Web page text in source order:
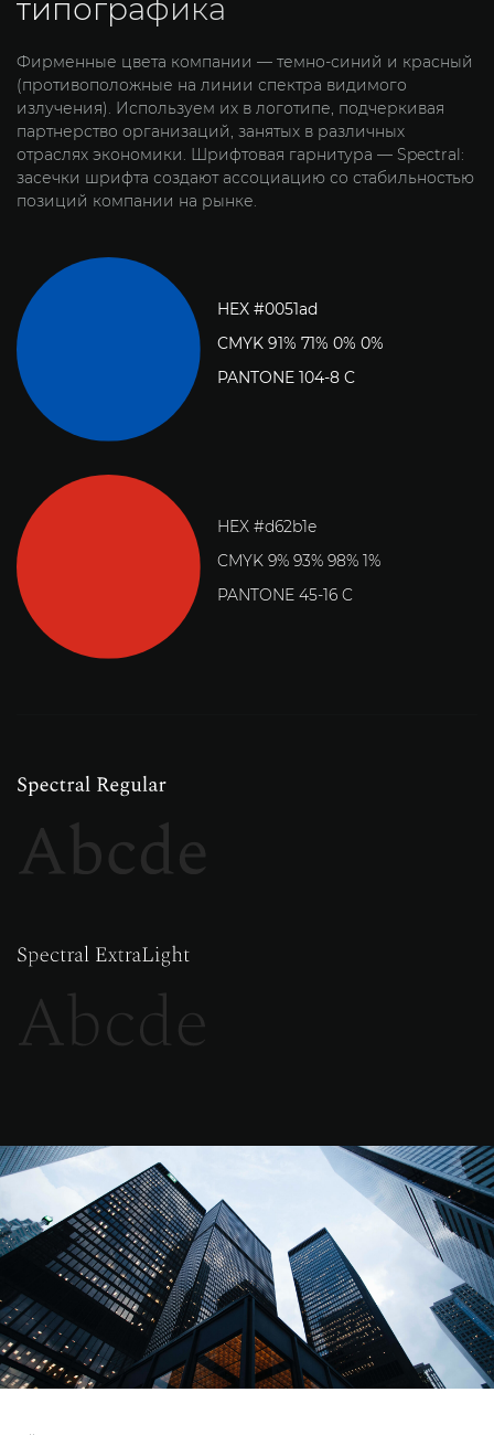
типографика
Фирменные цвета компании — темно-синий и красный
(противоположные на линии спектра видимого
излучения). Используем их в логотипе, подчеркивая
партнерство организаций, занятых в различных
отраслях экономики. Шрифтовая гарнитура — Spectral:
засечки шрифта создают ассоциацию со стабильностью
позиций компании на рынке.
HEX #0051ad
CMYK 91% 71% 0% 0%
PANTONE 104-8 C
HEX #d62b1e
CMYK 9% 93% 98% 1%
PANTONE 45-16 C